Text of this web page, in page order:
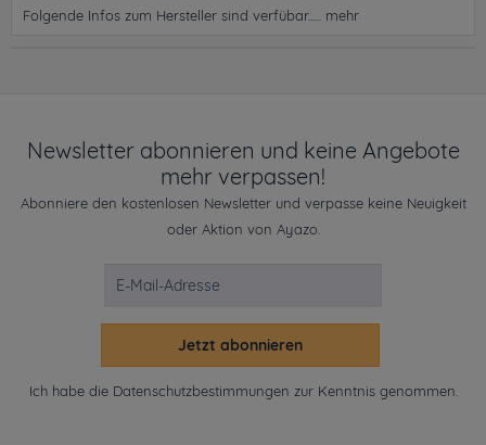
Folgende Infos zum Hersteller sind verfübar...... mehr
Newsletter abonnieren und keine Angebote
mehr verpassen!
Abonniere den kostenlosen Newsletter und verpasse keine Neuigkeit
oder Aktion von Ayazo.
Jetzt abonnieren
Ich habe die Datenschutzbestimmungen zur Kenntnis genommen.